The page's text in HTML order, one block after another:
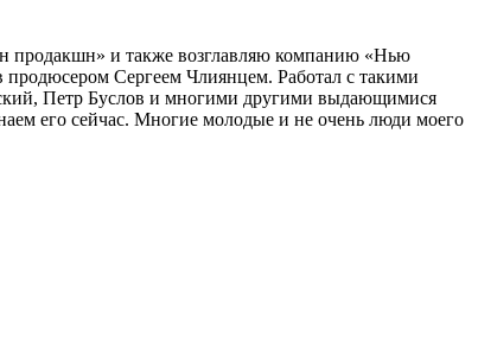
продакшн» и также возглавляю компанию «Нью
Сергеем Члиянцем. Работал с такими
Петр Буслов и многими другими выдающимися
его сейчас. Многие молодые и не очень люди моего